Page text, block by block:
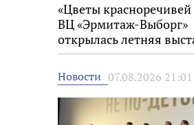
«Цветы красноречивей
ВЦ «Эрмитаж-Выборг»
открылась летняя
Новости 07.08.2026 21:01